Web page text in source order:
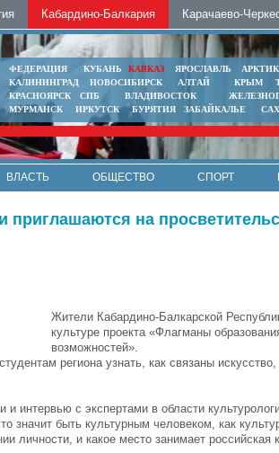
Кабардино-Балкария Карачаево-
ФЕДЕРАЦИЯ КУБАНЬ КАВКАЗ ЯРОСЛАВЛЬ
КАЛИНИНГРАД
НОВОСИБИРСК АЛТАЙ КРЫМ
КРАСНОЯРСК
СПБ ВЛАДИВОСТОК
МУРМАНСК
ИРКУТСК БУРЯТИЯ ЗАБАЙКАЛЬЕ
ВЛАСТЬ ОБЩЕСТВО СПОРТ
приглашаются на
Жители Кабардино-Балкарской
культуре проекта «Флагманы
возможностей».
региона узнать, как связаны
и интервью с экспертами в области
значит быть культурным человеком, как
личности, и какое место занимает российская